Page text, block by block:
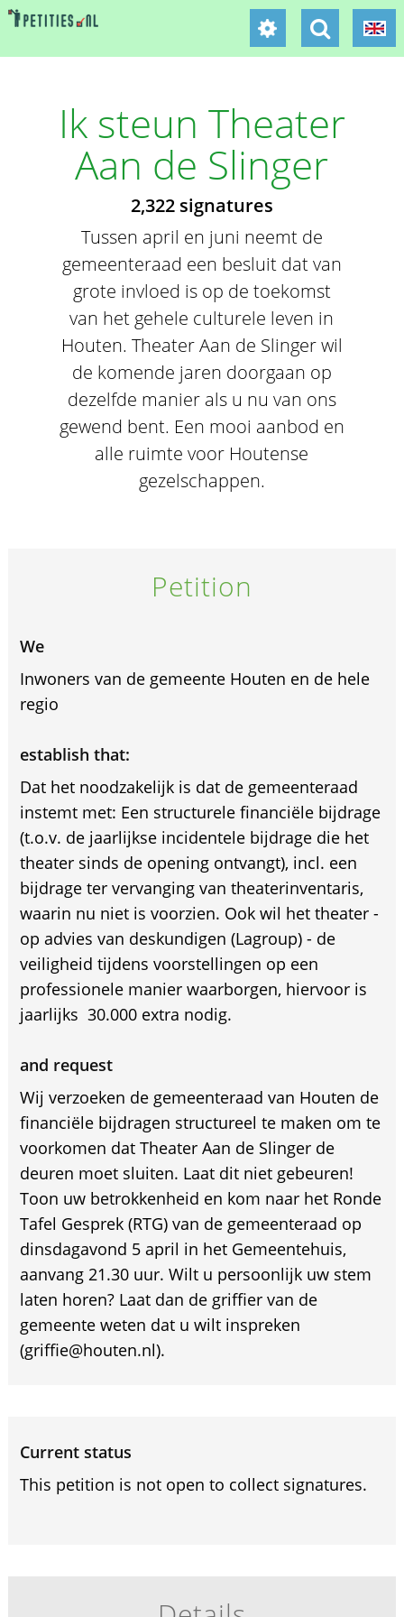
Ik steun Theater
Aan de Slinger
2,322 signatures
Tussen april en juni neemt de
gemeenteraad een besluit dat van
grote invloed is op de toekomst
van het gehele culturele leven in
Houten. Theater Aan de Slinger wil
de komende jaren doorgaan op
dezelfde manier als u nu van ons
gewend bent. Een mooi aanbod en
alle ruimte voor Houtense
gezelschappen.
Petition
We
Inwoners van de gemeente Houten en de hele
regio
establish that:
Dat het noodzakelijk is dat de gemeenteraad
instemt met: Een structurele financiële bijdrage
(t.o.v. de jaarlijkse incidentele bijdrage die het
theater sinds de opening ontvangt), incl. een
bijdrage ter vervanging van theaterinventaris,
waarin nu niet is voorzien. Ook wil het theater -
op advies van deskundigen (Lagroup) - de
veiligheid tijdens voorstellingen op een
professionele manier waarborgen, hiervoor is
jaarlijks  30.000 extra nodig.
and request
Wij verzoeken de gemeenteraad van Houten de
financiële bijdragen structureel te maken om te
voorkomen dat Theater Aan de Slinger de
deuren moet sluiten. Laat dit niet gebeuren!
Toon uw betrokkenheid en kom naar het Ronde
Tafel Gesprek (RTG) van de gemeenteraad op
dinsdagavond 5 april in het Gemeentehuis,
aanvang 21.30 uur. Wilt u persoonlijk uw stem
laten horen? Laat dan de griffier van de
gemeente weten dat u wilt inspreken
(griffie@houten.nl).
Current status
This petition is not open to collect signatures.